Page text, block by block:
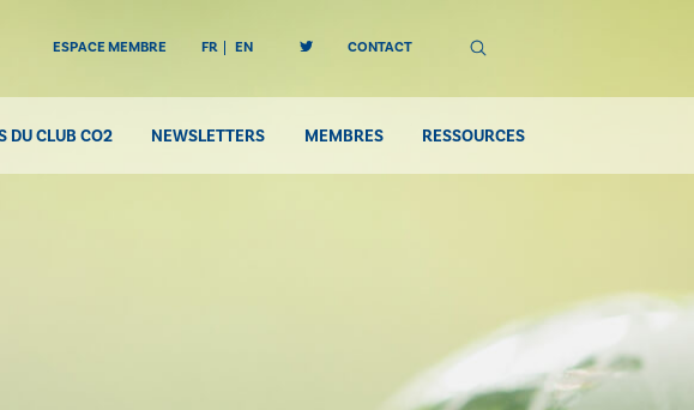
ESPACE MEMBRE FR EN CONTACT
DU CLUB CO2 NEWSLETTERS MEMBRES RESSOURCES